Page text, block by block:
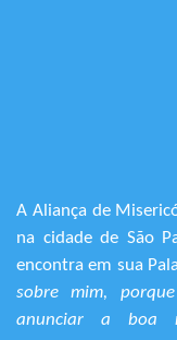
A Aliança de
na cidade de São
encontra em sua
sobre mim,
anunciar a boa